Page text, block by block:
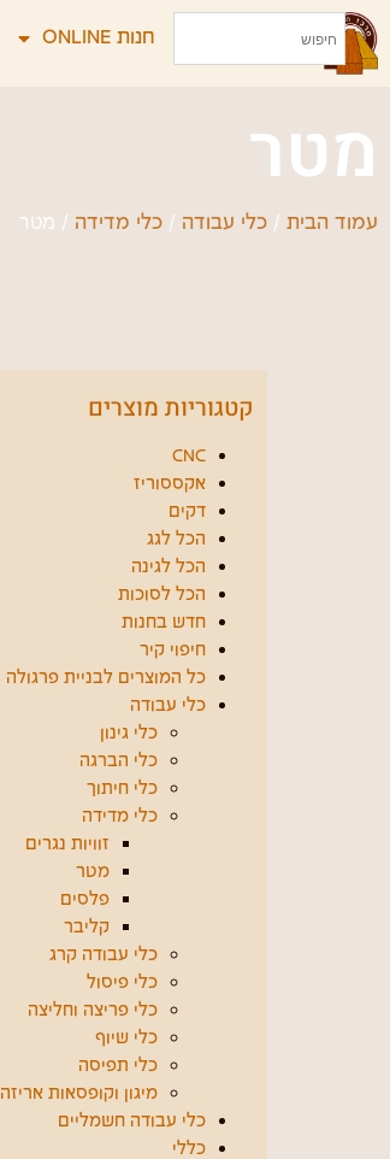
חנות ONLINE
מטר
עמוד הבית / כלי עבודה / כלי מדידה / מטר
קטגוריות מוצרים
CNC
אקססוריז
דקים
הכל לגג
הכל לגינה
הכל לסוכות
חדש בחנות
חיפוי קיר
כל המוצרים לבניית פרגולה
כלי עבודה
כלי גינון
כלי הברגה
כלי חיתוך
כלי מדידה
זוויות נגרים
מטר
פלסים
קליבר
כלי עבודה קרג
כלי פיסול
כלי פריצה וחליצה
כלי שיוף
כלי תפיסה
מיגון וקופסאות אריזה
כלי עבודה חשמליים
כללי